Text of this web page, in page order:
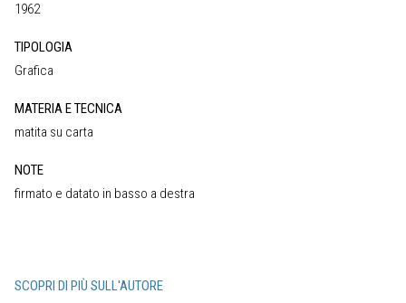
1962
TIPOLOGIA
Grafica
MATERIA E TECNICA
matita su carta
NOTE
firmato e datato in basso a destra
SCOPRI DI PIÙ SULL'AUTORE